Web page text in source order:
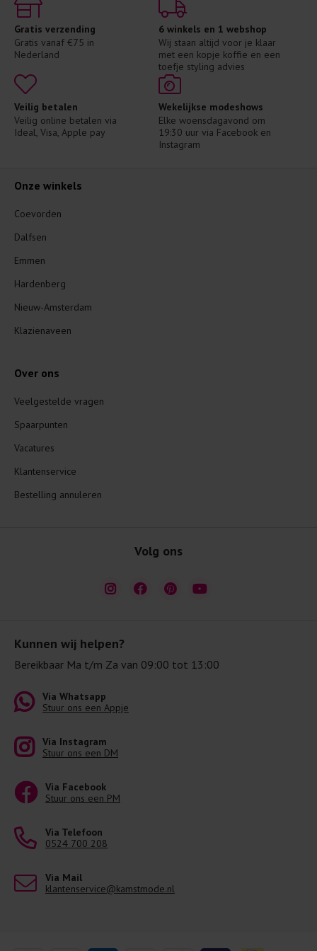
Gratis verzending
Gratis vanaf €75 in
Nederland
6 winkels en 1 webshop
Wij staan altijd voor je klaar
met een kopje koffie en een
toefje styling advies
Veilig betalen
Veilig online betalen via
Ideal, Visa, Apple pay
Wekelijkse modeshows
Elke woensdagavond om
19:30 uur via Facebook en
Instagram
Kunnen wij helpen?
Bereikbaar Ma t/m Za van 09:00 tot 13:00
Via Whatsapp
Stuur ons een Appje
Via Instagram
Stuur ons een DM
Via Facebook
Stuur ons een PM
Via Telefoon
0524 700 208
Via Mail
klantenservice@kamstmode.nl
Onze winkels
Coevorden
Dalfsen
Emmen
Hardenberg
Nieuw-Amsterdam
Klazienaveen
Over ons
Veelgestelde vragen
Spaarpunten
Vacatures
Klantenservice
Bestelling annuleren
Volg ons